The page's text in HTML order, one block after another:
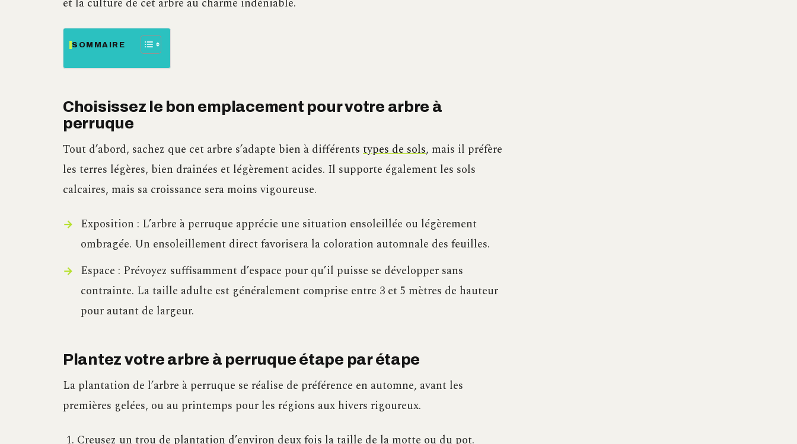
SOMMAIRE
Choisissez le bon emplacement pour votre arbre à
perruque
Tout d’abord, sachez que cet arbre s’adapte bien à différents types de sols, mais il préfère
les terres légères, bien drainées et légèrement acides. Il supporte également les sols
calcaires, mais sa croissance sera moins vigoureuse.
Exposition : L’arbre à perruque apprécie une situation ensoleillée ou légèrement
ombragée. Un ensoleillement direct favorisera la coloration automnale des feuilles.
Espace : Prévoyez suffisamment d’espace pour qu’il puisse se développer sans
contrainte. La taille adulte est généralement comprise entre 3 et 5 mètres de hauteur
pour autant de largeur.
Plantez votre arbre à perruque étape par étape
La plantation de l’arbre à perruque se réalise de préférence en automne, avant les
premières gelées, ou au printemps pour les régions aux hivers rigoureux.
Creusez un trou de plantation d’environ deux fois la taille de la motte ou du pot.